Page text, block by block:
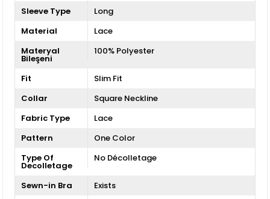
Sleeve Type
Long
Material
Lace
Materyal
Bileşeni
100% Polyester
Fit
Slim Fit
Collar
Square Neckline
Fabric Type
Lace
Pattern
One Color
Type Of
Decolletage
No Décolletage
Sewn-in Bra
Exists